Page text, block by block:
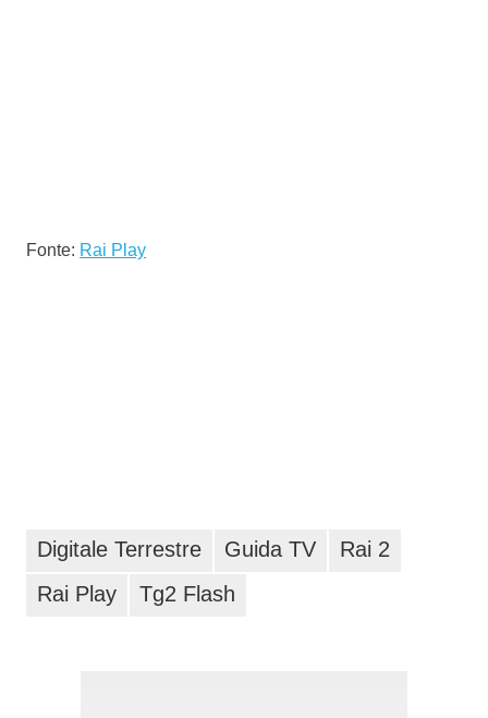
Fonte: Rai Play
Digitale Terrestre Guida TV
Rai 2
Rai Play
Tg2 Flash